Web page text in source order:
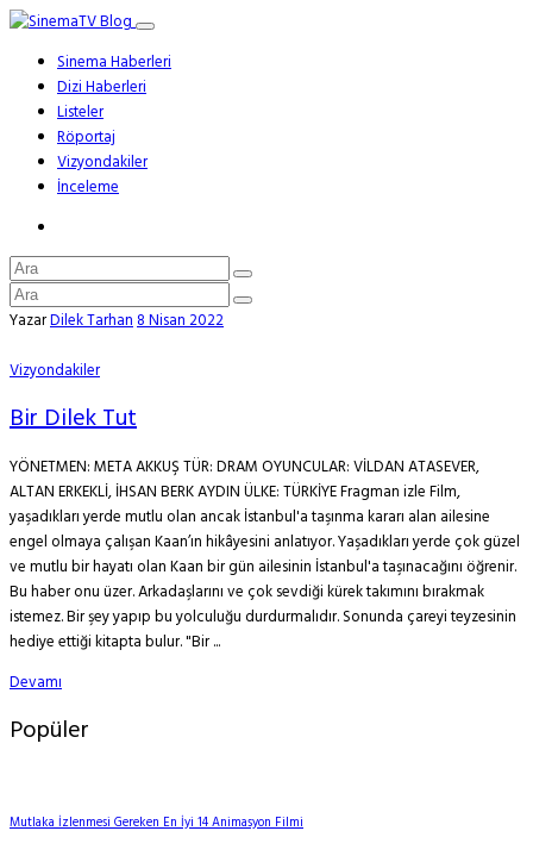
Sinema Haberleri
Dizi Haberleri
Listeler
Röportaj
Vizyondakiler
İnceleme
YazarDilek Tarhan8 Nisan 2022
Vizyondakiler
Bir Dilek Tut
YÖNETMEN: META AKKUŞ TÜR: DRAM OYUNCULAR: VİLDAN ATASEVER,
ALTAN ERKEKLİ, İHSAN BERK AYDIN ÜLKE: TÜRKİYE Fragman izle Film,
yaşadıkları yerde mutlu olan ancak İstanbul'a taşınma kararı alan ailesine
engel olmaya çalışan Kaan’ın hikâyesini anlatıyor. Yaşadıkları yerde çok güzel
ve mutlu bir hayatı olan Kaan bir gün ailesinin İstanbul'a taşınacağını öğrenir.
Bu haber onu üzer. Arkadaşlarını ve çok sevdiği kürek takımını bırakmak
istemez. Bir şey yapıp bu yolculuğu durdurmalıdır. Sonunda çareyi teyzesinin
hediye ettiği kitapta bulur. "Bir ...
Devamı
Popüler
Mutlaka İzlenmesi Gereken En İyi 14 Animasyon Filmi